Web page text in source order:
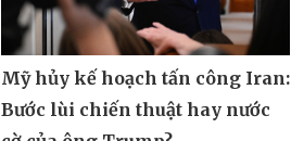
Mỹ hủy kế hoạch tấn công Iran:
Bước lùi chiến thuật hay nước